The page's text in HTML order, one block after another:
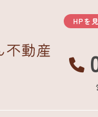
HPを